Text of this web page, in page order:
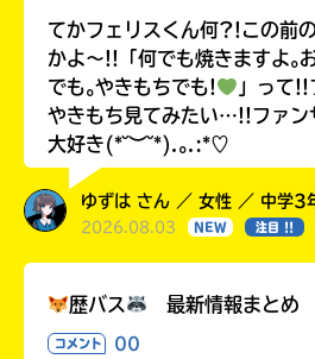
てかフェリスくん何?!この前
かよ〜!!「何でも焼きますよ｡
でも｡やきもちでも!
」って!!
やきもち見てみたい…!!ファン
大好き(*˘︶˘*).｡.:*♡
ゆずは さん ／ 女性 ／ 中学3
2026.08.03 NEW 注目 !!
歴バス 最新情報まとめ
コメント 00